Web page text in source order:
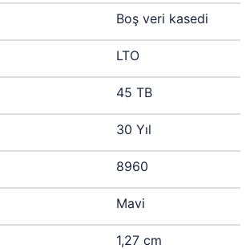
Boş veri kasedi
LTO
45 TB
30 Yıl
8960
Mavi
1,27 cm